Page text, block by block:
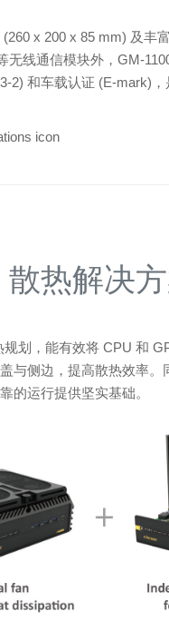
x 200 x 85 mm) 及丰
无线通信模块外，GM-
2) 和车载认证 (E-mark)
散热解决
规划，能有效将 CPU 和
与侧边，提高散热效率。
的运行提供坚实基础。